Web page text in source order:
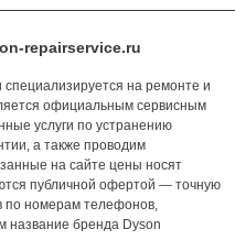
repairservice.ru
на ремонте и
официальным сервисным
услуги по устранению
а также проводим
на сайте цены носят
публичной офертой — точную
по номерам телефонов,
бренда Dyson